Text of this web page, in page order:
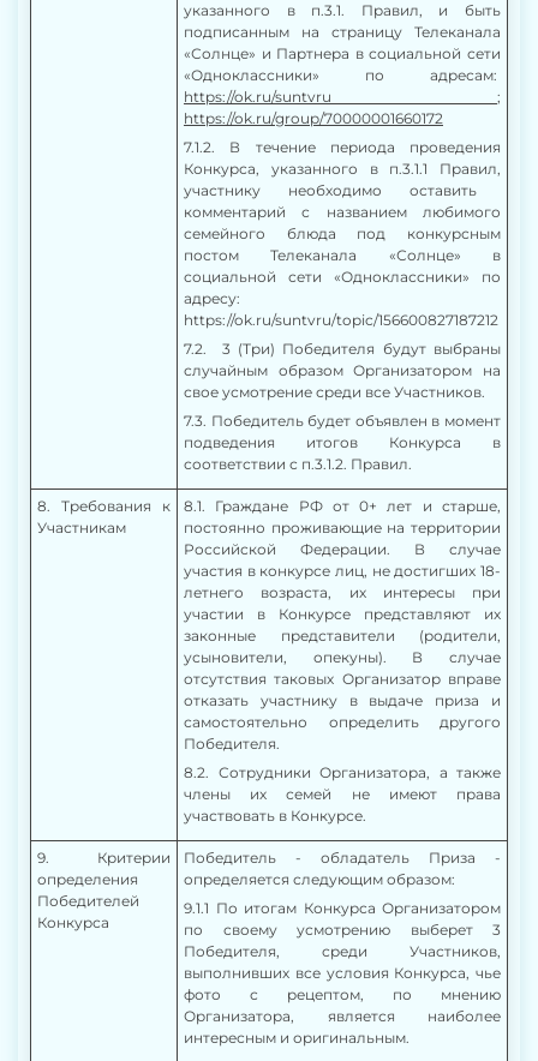
указанного в п.3.1. Правил, и быть
подписанным на страницу Телеканала
«Солнце» и Партнера в социальной сети
«Одноклассники» по адресам:
https://ok.ru/suntvru ;
https://ok.ru/group/70000001660172
7.1.2. В течение периода проведения
Конкурса, указанного в п.3.1.1 Правил,
участнику необходимо оставить
комментарий с названием любимого
семейного блюда под конкурсным
постом Телеканала «Солнце» в
социальной сети «Одноклассники» по
адресу:
https://ok.ru/suntvru/topic/156600827187212
7.2. 3 (Три) Победителя будут выбраны
случайным образом Организатором на
свое усмотрение среди все Участников.
7.3. Победитель будет объявлен в момент
подведения итогов Конкурса в
соответствии с п.3.1.2. Правил.
8. Требования к
Участникам
8.1. Граждане РФ от 0+ лет и старше,
постоянно проживающие на территории
Российской Федерации. В случае
участия в конкурсе лиц, не достигших 18-
летнего возраста, их интересы при
участии в Конкурсе представляют их
законные представители (родители,
усыновители, опекуны). В случае
отсутствия таковых Организатор вправе
отказать участнику в выдаче приза и
самостоятельно определить другого
Победителя.
8.2. Сотрудники Организатора, а также
члены их семей не имеют права
участвовать в Конкурсе.
9. Критерии
определения
Победителей
Конкурса
Победитель - обладатель Приза -
определяется следующим образом:
9.1.1 По итогам Конкурса Организатором
по своему усмотрению выберет 3
Победителя, среди Участников,
выполнивших все условия Конкурса, чье
фото с рецептом, по мнению
Организатора, является наиболее
интересным и оригинальным.